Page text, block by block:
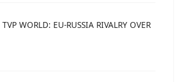
WORLD: EU-RUSSIA RIVALRY OVER